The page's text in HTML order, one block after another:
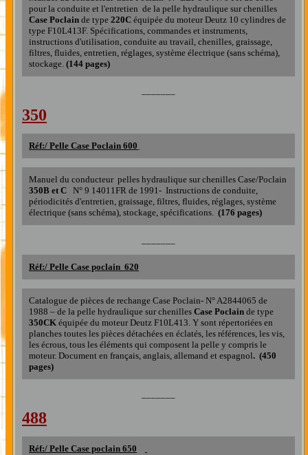
pour la conduite et l'entretien de la pelle hydraulique sur chenilles
Case Poclain de type 220C équipée du moteur Deutz 10 cylindres de
type F10L413F. Spécifications, commandes et instruments,
instructions d'utilisation, conduite au travail, chenilles, graissage,
filtres, fluides, entretien, réglages, système électrique (sans schéma),
stockage. (144 pages)
350
Réf:/ Pelle Case Poclain 600
Manuel du conducteur pelles hydraulique sur chenilles Case/Poclain
350B et C N° 9 14011FR de 1991- Instructions de conduite,
périodicités d'entretien, graissage, filtres, fluides, réglages, système
électrique (sans schéma), stockage, spécifications. (176 pages)
Réf:/ Pelle Case poclain 620
Catalogue de pièces de rechange Case Poclain- N°A2844065 de
1988 – de la pelle hydraulique sur chenilles Case Poclain de type
350CK équipée du moteur Deutz F10L413. Y sont répertoriées en
planches toutes les pièces détachées en éclatés, les références, les vis,
les écrous, tous les éléments qui composent la pelle y compris le
moteur. Document en français, anglais, allemand et espagnol. (450
pages)
488
Réf:/ Pelle Case poclain 650